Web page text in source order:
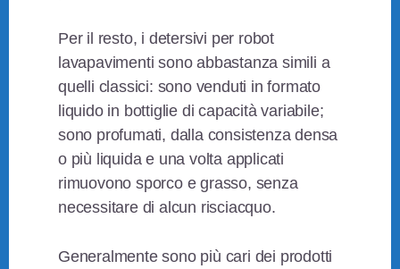
Per il resto, i detersivi per robot
lavapavimenti sono abbastanza simili a
quelli classici: sono venduti in formato
liquido in bottiglie di capacità variabile;
sono profumati, dalla consistenza densa
o più liquida e una volta applicati
rimuovono sporco e grasso, senza
necessitare di alcun risciacquo.
Generalmente sono più cari dei prodotti